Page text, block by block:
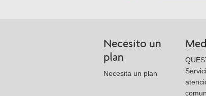
Necesito un
plan
Necesita un plan